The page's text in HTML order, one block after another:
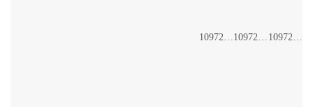
10972/24+56W 10972/20+46W 10972/100+114W